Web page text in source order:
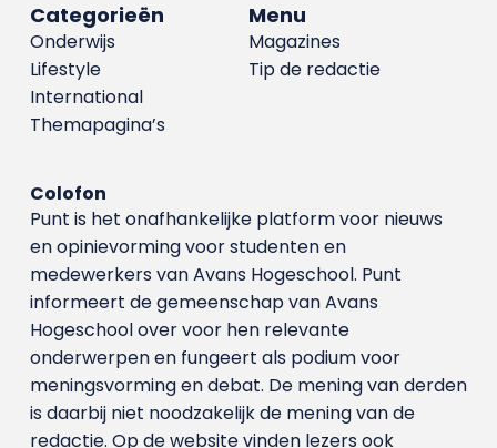
Menu
Magazines
Tip de redactie
Categorieën
Onderwijs
Lifestyle
International
Themapagina’s
Colofon
Punt is het onafhankelijke platform voor nieuws
en opinievorming voor studenten en
medewerkers van Avans Hoge­school. Punt
informeert de gemeenschap van Avans
Hogeschool over voor hen relevante
onderwerpen en fungeert als podium voor
meningsvorming en debat. De mening van derden
is daarbij niet noodzakelijk de mening van de
redactie. Op de website vinden lezers ook